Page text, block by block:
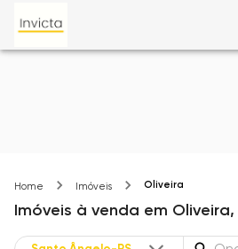
Home Imóveis Oliveira
Imóveis à venda em Oliveira,